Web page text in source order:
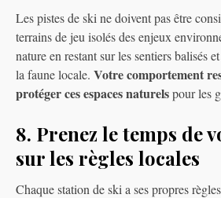
Les pistes de ski ne doivent pas être
terrains de jeu isolés des enjeux
nature en restant sur les sentiers balisés
la faune locale. Votre comportement
protéger ces espaces naturelspour les
8. Prenez le temps de
sur les règles locales
Chaque station de ski a ses propres